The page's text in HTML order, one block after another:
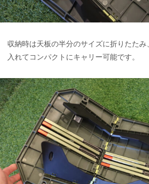
収納時は天板の半分のサイズに折りたた
入れてコンパクトにキャリー可能です。